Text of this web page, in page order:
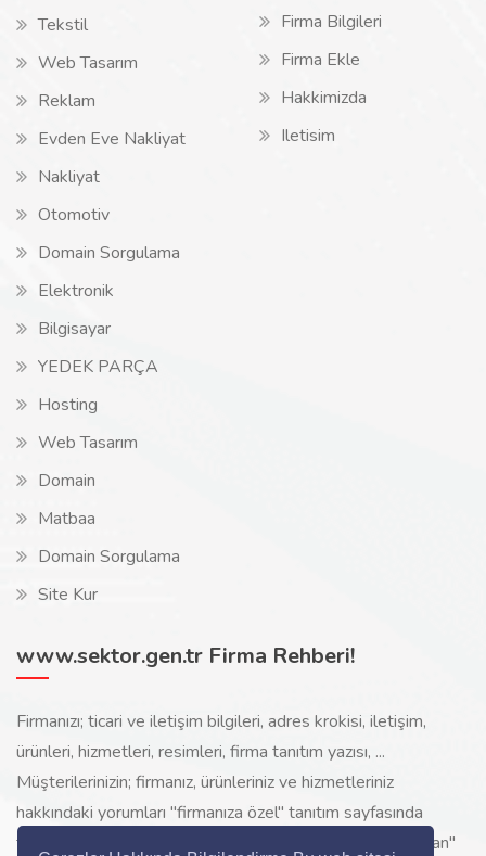
Tekstil
Web Tasarım
Reklam
Evden Eve Nakliyat
Nakliyat
Otomotiv
Domain Sorgulama
Elektronik
Bilgisayar
YEDEK PARÇA
Hosting
Web Tasarım
Domain
Matbaa
Domain Sorgulama
Site Kur
Firma Bilgileri
Firma Ekle
Hakkimizda
Iletisim
www.sektor.gen.tr Firma Rehberi!
Firmanızı; ticari ve iletişim bilgileri, adres krokisi, iletişim,
ürünleri, hizmetleri, resimleri, firma tanıtım yazısı, ...
Müşterilerinizin; firmanız, ürünleriniz ve hizmetleriniz
hakkındaki yorumları "firmanıza özel" tanıtım sayfasında
toplanarak ürünlerinizi, hizmetlerinizi, internette "sizi arayan"